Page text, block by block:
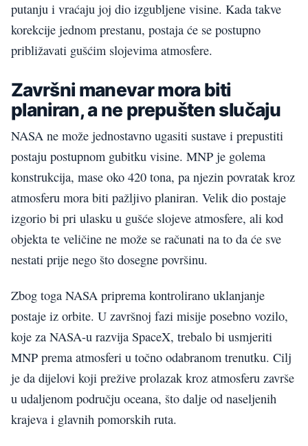
putanju i vraćaju joj dio izgubljene visine. Kada takve
korekcije jednom prestanu, postaja će se postupno
približavati gušćim slojevima atmosfere.
Završni manevar mora biti
planiran, a ne prepušten slučaju
NASA ne može jednostavno ugasiti sustave i prepustiti
postaju postupnom gubitku visine. MNP je golema
konstrukcija, mase oko 420 tona, pa njezin povratak kroz
atmosferu mora biti pažljivo planiran. Velik dio postaje
izgorio bi pri ulasku u gušće slojeve atmosfere, ali kod
objekta te veličine ne može se računati na to da će sve
nestati prije nego što dosegne površinu.
Zbog toga NASA priprema kontrolirano uklanjanje
postaje iz orbite. U završnoj fazi misije posebno vozilo,
koje za NASA-u razvija SpaceX, trebalo bi usmjeriti
MNP prema atmosferi u točno odabranom trenutku. Cilj
je da dijelovi koji prežive prolazak kroz atmosferu završe
u udaljenom području oceana, što dalje od naseljenih
krajeva i glavnih pomorskih ruta.